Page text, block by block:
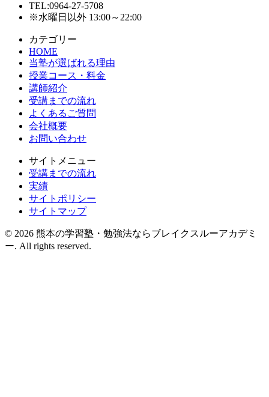
TEL:0964-27-5708
※水曜日以外 13:00～22:00
カテゴリー
HOME
当塾が選ばれる理由
授業コース・料金
講師紹介
受講までの流れ
よくあるご質問
会社概要
お問い合わせ
サイトメニュー
受講までの流れ
実績
サイトポリシー
サイトマップ
© 2026 熊本の学習塾・勉強法ならブレイクスルーアカデミ
ー. All rights reserved.